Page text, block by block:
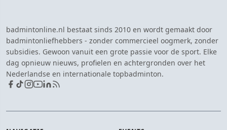
badmintonline.nl bestaat sinds 2010 en wordt gemaakt door
badmintonliefhebbers - zonder commercieel oogmerk, zonder
subsidies. Gewoon vanuit een grote passie voor de sport. Elke
dag opnieuw nieuws, profielen en achtergronden over het
Nederlandse en internationale topbadminton.